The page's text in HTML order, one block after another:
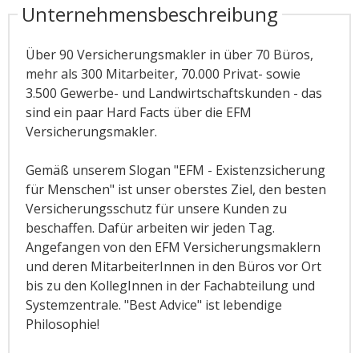
Unternehmensbeschreibung
Über 90 Versicherungsmakler in über 70 Büros,
mehr als 300 Mitarbeiter, 70.000 Privat- sowie
3.500 Gewerbe- und Landwirtschaftskunden - das
sind ein paar Hard Facts über die EFM
Versicherungsmakler.
Gemäß unserem Slogan "EFM - Existenzsicherung
für Menschen" ist unser oberstes Ziel, den besten
Versicherungsschutz für unsere Kunden zu
beschaffen. Dafür arbeiten wir jeden Tag.
Angefangen von den EFM Versicherungsmaklern
und deren MitarbeiterInnen in den Büros vor Ort
bis zu den KollegInnen in der Fachabteilung und
Systemzentrale. "Best Advice" ist lebendige
Philosophie!